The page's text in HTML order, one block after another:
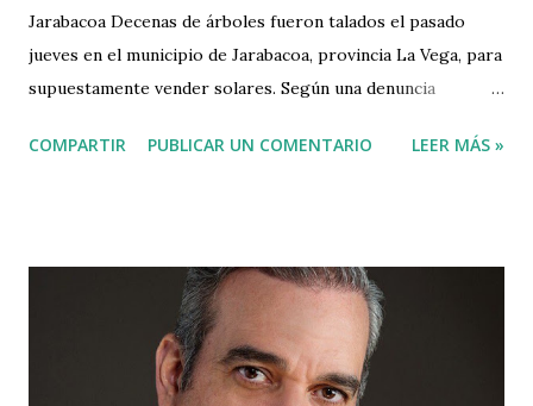
Jarabacoa Decenas de árboles fueron talados el pasado
jueves en el municipio de Jarabacoa, provincia La Vega, para
supuestamente vender solares. Según una denuncia
colindantes del proyecto “Alpes Dominicanos” en Jarabacoa,
autóctonos de la zona, así como otras especies. “Un gran
abuso al parecer para vender solares en una zona de
cobertura de pinos criollos totalmente virgen porque
ocurrió en colinda con el sendero ecológico que es la
COMPARTIR PUBLICAR UN COMENTARIO LEER MÁS »